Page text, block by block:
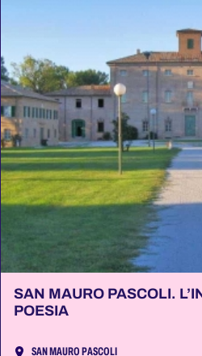
SAN MAURO PASCOLI.
POESIA
SAN MAURO PASCOLI